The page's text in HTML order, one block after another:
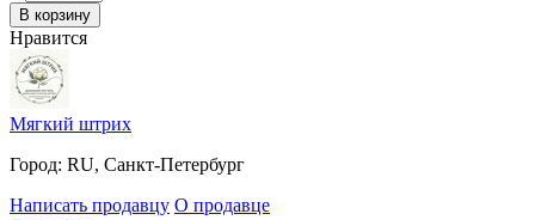
В корзину
Нравится
Мягкий штрих
Город: RU, Санкт-Петербург
Написать продавцу О продавце